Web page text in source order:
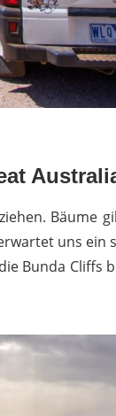
Bäume
uns ein
Bunda Cliffs